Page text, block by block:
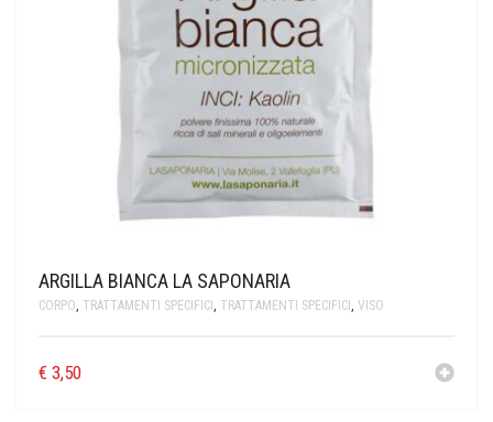
ARGILLA BIANCA LA SAPONARIA
CORPO TRATTAMENTI SPECIFICI TRATTAMENTI SPECIFICI VISO
€ 3,50